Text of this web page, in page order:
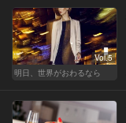
Vol.5
明日、世界がおわるなら